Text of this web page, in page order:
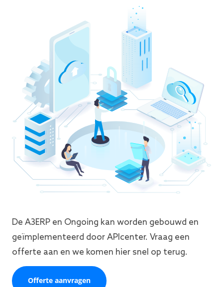
De A3ERP en Ongoing kan worden gebouwd en
geïmplementeerd door APIcenter. Vraag een
offerte aan en we komen hier snel op terug.
Offerte aanvragen